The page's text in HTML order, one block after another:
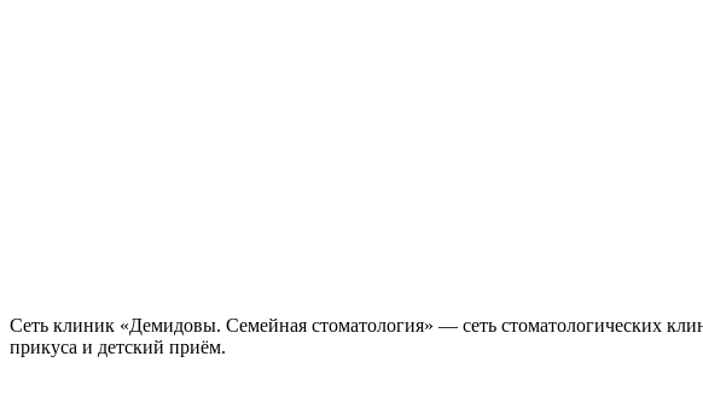
Сеть клиник «Демидовы. Семейная стоматология» — сеть стоматологических
прикуса и детский приём.